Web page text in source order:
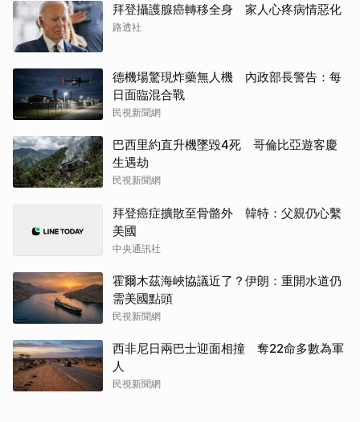
拜登攝護腺癌轉移全身 家人心疼病情惡化
路透社
德機場驚現炸藥無人機 內政部長警告：每
日面臨混合戰
民視新聞網
巴西里約直升機墜毀4死 哥倫比亞遊客慶
生遇劫
民視新聞網
拜登癌症擴散至骨骼外 韓特：父親仍心繫
美國
中央通訊社
霍爾木茲海峽協議近了？伊朗：重開水道仍
需美國點頭
民視新聞網
西非尼日兩巴士迎面相撞 奪22命多數為軍
人
民視新聞網